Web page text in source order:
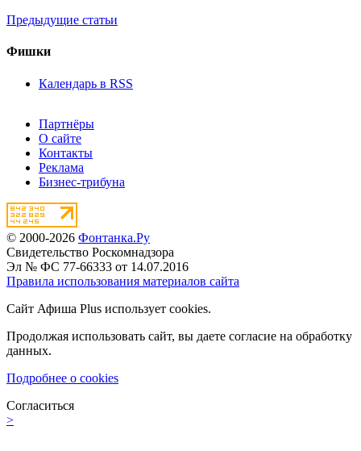
Предыдущие статьи
Фишки
Календарь в RSS
Партнёры
О сайте
Контакты
Реклама
Бизнес-трибуна
© 2000-2026 Фонтанка.Ру
Свидетельство Роскомнадзора
Эл № ФС 77-66333 от 14.07.2016
Правила использования материалов сайта
Сайт Афиша Plus использует cookies.
Продолжая использовать сайт, вы даете согласие на обработку
данных.
Подробнее о cookies
Согласиться
>